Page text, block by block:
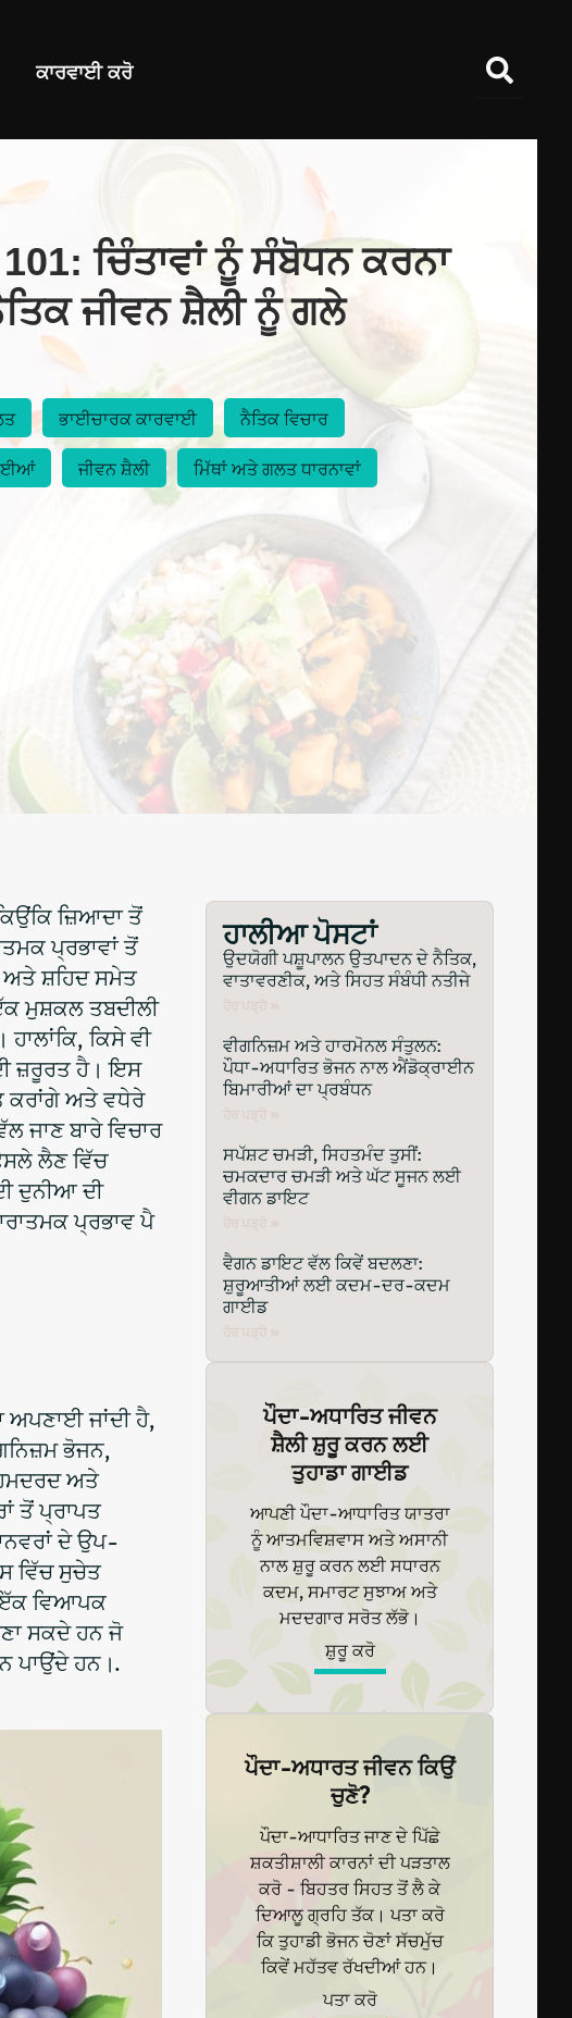
ਕਾਰਵਾਈ ਕਰੋ
ਚਿੰਤਾਵਾਂ ਨੂੰ ਸੰਬੋਧਨ ਕਰਨਾ
ਜੀਵਨ ਸ਼ੈਲੀ ਨੂੰ ਗਲੇ
ਭਾਈਚਾਰਕ ਕਾਰਵਾਈ ਨੈਤਿਕ ਵਿਚਾਰ
ਜੀਵਨ ਸ਼ੈਲੀ ਮਿੱਥਾਂ ਅਤੇ ਗਲਤ ਧਾਰਨਾਵਾਂ
ਜ਼ਿਆਦਾ ਤੋਂ
ਪ੍ਰਭਾਵਾਂ ਤੋਂ
ਸ਼ਹਿਦ ਸਮੇਤ
ਮੁਸ਼ਕਲ ਤਬਦੀਲੀ
ਕਿਸੇ ਵੀ
ਜ਼ਰੂਰਤ ਹੈ। ਇਸ
ਕਰਾਂਗੇ ਅਤੇ ਵਧੇਰੇ
ਜਾਣ ਬਾਰੇ ਵਿਚਾਰ
ਲੈਣ ਵਿੱਚ
ਦੁਨੀਆ ਦੀ
ਪ੍ਰਭਾਵ ਪੈ
ਅਪਣਾਈ ਜਾਂਦੀ ਹੈ,
ਭੋਜਨ,
ਅਤੇ
ਤੋਂ ਪ੍ਰਾਪਤ
ਦੇ ਉਪ-
ਵਿੱਚ ਸੁਚੇਤ
ਇੱਕ ਵਿਆਪਕ
ਸਕਦੇ ਹਨ ਜੋ
ਪਾਉਂਦੇ ਹਨ।.
ਹਾਲੀਆ ਪੋਸਟਾਂ
ਉਦਯੋਗੀ ਪਸ਼ੂਪਾਲਨ ਉਤਪਾਦਨ ਦੇ ਨੈਤਿਕ,
ਵਾਤਾਵਰਣੀਕ, ਅਤੇ ਸਿਹਤ ਸੰਬੰਧੀ ਨਤੀਜੇ
ਵੀਗਨਿਜ਼ਮ ਅਤੇ ਹਾਰਮੋਨਲ ਸੰਤੁਲਨ:
ਪੌਧਾ-ਅਧਾਰਿਤ ਭੋਜਨ ਨਾਲ ਐਂਡੋਕ੍ਰਾਈਨ
ਬਿਮਾਰੀਆਂ ਦਾ ਪ੍ਰਬੰਧਨ
ਸਪੱਸ਼ਟ ਚਮੜੀ, ਸਿਹਤਮੰਦ ਤੁਸੀਂ:
ਚਮਕਦਾਰ ਚਮੜੀ ਅਤੇ ਘੱਟ ਸੂਜਨ ਲਈ
ਵੀਗਨ ਡਾਇਟ
ਵੈਗਨ ਡਾਇਟ ਵੱਲ ਕਿਵੇਂ ਬਦਲਣਾ:
ਸ਼ੁਰੂਆਤੀਆਂ ਲਈ ਕਦਮ-ਦਰ-ਕਦਮ
ਗਾਈਡ
ਪੌਦਾ-ਅਧਾਰਿਤ ਜੀਵਨ
ਸ਼ੈਲੀ ਸ਼ੁਰੂ ਕਰਨ ਲਈ
ਤੁਹਾਡਾ ਗਾਈਡ
ਆਪਣੀ ਪੌਦਾ-ਆਧਾਰਿਤ ਯਾਤਰਾ
ਨੂੰ ਆਤਮਵਿਸ਼ਵਾਸ ਅਤੇ ਅਸਾਨੀ
ਨਾਲ ਸ਼ੁਰੂ ਕਰਨ ਲਈ ਸਧਾਰਨ
ਕਦਮ, ਸਮਾਰਟ ਸੁਝਾਅ ਅਤੇ
ਮਦਦਗਾਰ ਸਰੋਤ ਲੱਭੋ।
ਸ਼ੁਰੂ ਕਰੋ
ਪੌਦਾ-ਅਧਾਰਤ ਜੀਵਨ ਕਿਉਂ
ਚੁਣੋ?
ਪੌਦਾ-ਆਧਾਰਿਤ ਜਾਣ ਦੇ ਪਿੱਛੇ
ਸ਼ਕਤੀਸ਼ਾਲੀ ਕਾਰਨਾਂ ਦੀ ਪੜਤਾਲ
ਕਰੋ - ਬਿਹਤਰ ਸਿਹਤ ਤੋਂ ਲੈ ਕੇ
ਦਿਆਲੂ ਗ੍ਰਹਿ ਤੱਕ। ਪਤਾ ਕਰੋ
ਕਿ ਤੁਹਾਡੀ ਭੋਜਨ ਚੋਣਾਂ ਸੱਚਮੁੱਚ
ਕਿਵੇਂ ਮਹੱਤਵ ਰੱਖਦੀਆਂ ਹਨ।
ਪਤਾ ਕਰੋ